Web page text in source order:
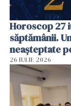
Horoscop 27
săptămânii.
neașteptate
26 IULIE 2026